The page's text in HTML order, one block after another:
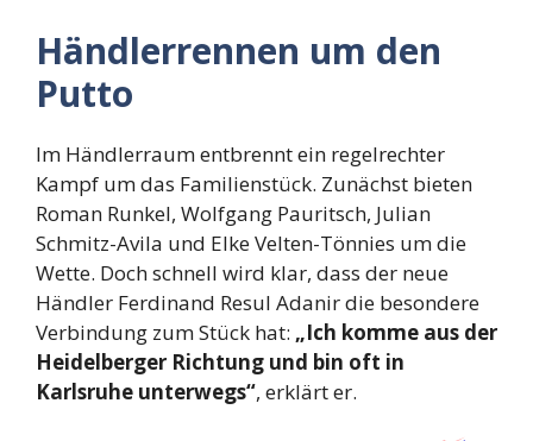
Händlerrennen um den
Putto
Im Händlerraum entbrennt ein regelrechter
Kampf um das Familienstück. Zunächst bieten
Roman Runkel, Wolfgang Pauritsch, Julian
Schmitz-Avila und Elke Velten-Tönnies um die
Wette. Doch schnell wird klar, dass der neue
Händler Ferdinand Resul Adanir die besondere
Verbindung zum Stück hat: „Ich komme aus der
Heidelberger Richtung und bin oft in
Karlsruhe unterwegs“, erklärt er.